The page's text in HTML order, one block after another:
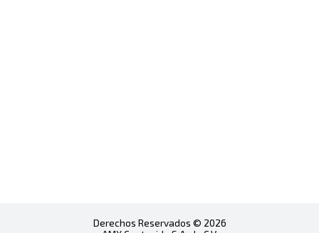
Derechos Reservados © 2026